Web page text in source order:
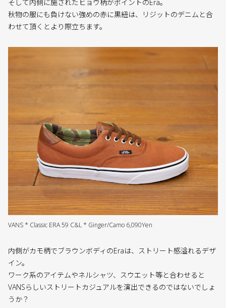
そして内側に施されたヒョウ柄がポイントのEra。
秋物の服にも負けない強めの赤に黒紐は、リジットのデニムと合
わせて頂くとより際立ちます。
VANS * Classic ERA 59 C&L * Ginger/Camo 6,090Yen
内側がカモ柄でブラウンボディのEraは、ストリート感溢れるデザ
イン。
ワーク系のアイテムやネルシャツ、スウエット等と合わせると
VANSらしいストリートカジュアルを演出できるのではないでしょ
うか？